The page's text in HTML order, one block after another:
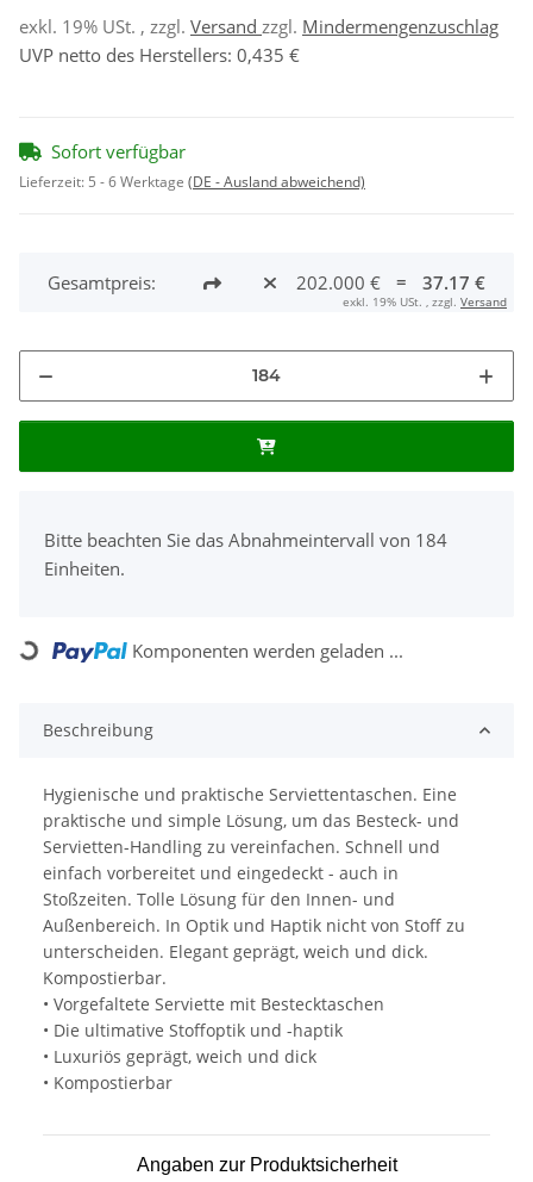
exkl. 19% USt. , zzgl. Versand zzgl. Mindermengenzuschlag
UVP netto des Herstellers: 0,435 €
Sofort verfügbar
Lieferzeit: 5 - 6 Werktage (DE - Ausland abweichend)
Gesamtpreis: 202.000 € = 37.17 €
exkl. 19% USt. , zzgl. Versand
Bitte beachten Sie das Abnahmeintervall von 184
Einheiten.
Loading... Komponenten werden geladen ...
Beschreibung
Hygienische und praktische Serviettentaschen. Eine
praktische und simple Lösung, um das Besteck- und
Servietten-Handling zu vereinfachen. Schnell und
einfach vorbereitet und eingedeckt - auch in
Stoßzeiten. Tolle Lösung für den Innen- und
Außenbereich. In Optik und Haptik nicht von Stoff zu
unterscheiden. Elegant geprägt, weich und dick.
Kompostierbar.
• Vorgefaltete Serviette mit Bestecktaschen
• Die ultimative Stoffoptik und -haptik
• Luxuriös geprägt, weich und dick
• Kompostierbar
Angaben zur Produktsicherheit